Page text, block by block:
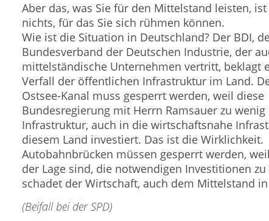
Aber das, was Sie für den Mittelstand leisten,
nichts, für das Sie sich rühmen können.
Wie ist die Situation in Deutschland? Der BDI,
Bundesverband der Deutschen Industrie, der
mittelständische Unternehmen vertritt, beklagt
Verfall der öffentlichen Infrastruktur im Land.
Ostsee-Kanal muss gesperrt werden, weil diese
Bundesregierung mit Herrn Ramsauer zu
Infrastruktur, auch in die wirtschaftsnahe
diesem Land investiert. Das ist die Wirklichkeit.
Autobahnbrücken müssen gesperrt werden,
der Lage sind, die notwendigen Investitionen
schadet der Wirtschaft, auch dem Mittelstand
(Beifall bei der SPD)